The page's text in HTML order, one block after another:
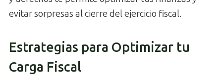
evitar sorpresas al cierre del ejercicio fiscal.
Estrategias para Optimizar tu
Carga Fiscal